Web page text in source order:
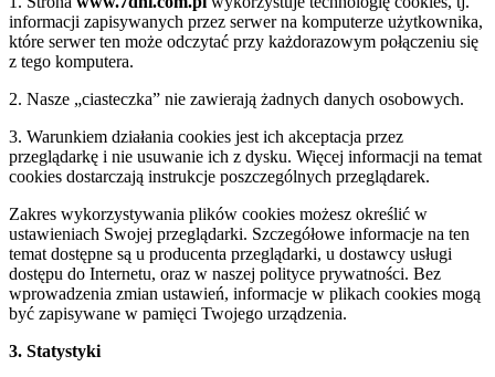
informacji zapisywanych przez serwer na komputerze użytkownika,
które serwer ten może odczytać przy każdorazowym połączeniu się
z tego komputera.
2. Nasze „ciasteczka” nie zawierają żadnych danych osobowych.
3. Warunkiem działania cookies jest ich akceptacja przez
przeglądarkę i nie usuwanie ich z dysku. Więcej informacji na temat
cookies dostarczają instrukcje poszczególnych przeglądarek.
Zakres wykorzystywania plików cookies możesz określić w
ustawieniach Swojej przeglądarki. Szczegółowe informacje na ten
temat dostępne są u producenta przeglądarki, u dostawcy usługi
dostępu do Internetu, oraz w naszej polityce prywatności. Bez
wprowadzenia zmian ustawień, informacje w plikach cookies mogą
być zapisywane w pamięci Twojego urządzenia.
3. Statystyki